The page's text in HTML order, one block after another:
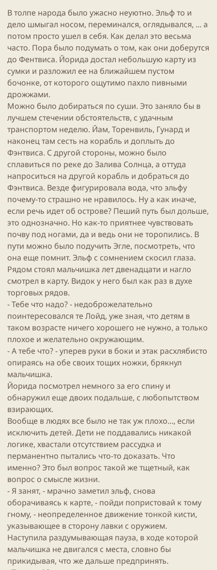
В толпе народа было ужасно неуютно. Эльф то и
дело шмыгал носом, переминался, оглядывался, ... а
потом просто ушел в себя. Как делал это весьма
часто. Пора было подумать о том, как они доберутся
до Фентвиса. Йорида достал небольшую карту из
сумки и разложил ее на ближайшем пустом
бочонке, от которого ощутимо пахло пивными
дрожжами.
Можно было добираться по суши. Это заняло бы в
лучшем стечении обстоятельств, с удачным
транспортом неделю. Йам, Торенвиль, Гунард и
наконец там сесть на корабль и доплыть до
Фэнтвиса. С другой стороны, можно было
сплавиться по реке до Залива Солнца, а оттуда
напроситься на другой корабль и добраться до
Фэнтвиса. Везде фигурировала вода, что эльфу
почему-то страшно не нравилось. Ну а как иначе,
если речь идет об острове? Пеший путь был дольше,
это однозначно. Но как-то приятнее чувствовать
почву под ногами, да и ведь они не торопились. В
пути можно было подучить Эгле, посмотреть, что
она еще помнит. Эльф с сомнением скосил глаза.
Рядом стоял мальчишка лет двенадцати и нагло
смотрел в карту. Видок у него был как раз в духе
торговых рядов.
- Тебе что надо? - недоброжелательно
поинтересовался те Лойд, уже зная, что детям в
таком возрасте ничего хорошего не нужно, а только
плохое и желательно окружающим.
- А тебе что? - уперев руки в боки и этак расхлябисто
опираясь на обе своих тощих ножки, брякнул
мальчишка.
Йорида посмотрел немного за его спину и
обнаружил еще двоих подальше, с любопытством
взирающих.
Вообще в людях все было не так уж плохо..., если
исключить детей. Дети не поддавались никакой
логике, хвастали отсутствием рассудка и
перманентно пытались что-то доказать. Что
именно? Это был вопрос такой же тщетный, как
вопрос о смысле жизни.
- Я занят, - мрачно заметил эльф, снова
оборачиваясь к карте, - пойди попристовай к тому
гному, - неопределенное движение тонкой кисти,
указывающее в сторону лавки с оружием.
Наступила раздумывающая пауза, в ходе которой
мальчишка не двигался с места, словно бы
прикидывая, что же дальше предпринять.